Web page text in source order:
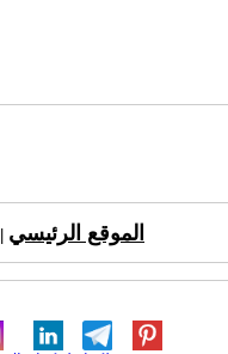
الموقع الرئيسي